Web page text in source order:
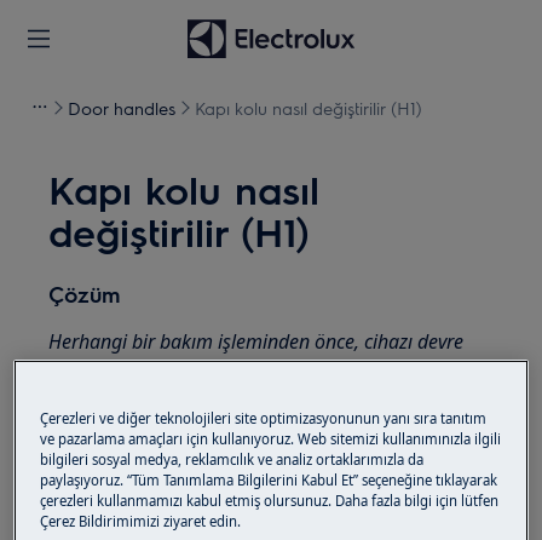
Door handles Kapı kolu nasıl değiştirilir (H1)
Kapı kolu nasıl
değiştirilir (H1)
Çözüm
Herhangi bir bakım işleminden önce, cihazı devre
dışı bırakın ve elektrik fişini prizden çekin.
Aletleri taşırken her zaman dikkatli olun, ağır
cihazlarda taşımak için iki kişi gereklidir.
Daima koruyucu eldivenler ve kapalı ayakkabılar
kullanın.
Çerezleri ve diğer teknolojileri site optimizasyonunun yanı sıra tanıtım
ve pazarlama amaçları için kullanıyoruz. Web sitemizi kullanımınızla ilgili
bilgileri sosyal medya, reklamcılık ve analiz ortaklarımızla da
paylaşıyoruz. “Tüm Tanımlama Bilgilerini Kabul Et” seçeneğine tıklayarak
çerezleri kullanmamızı kabul etmiş olursunuz. Daha fazla bilgi için lütfen
Çerez Bildirimimizi ziyaret edin.